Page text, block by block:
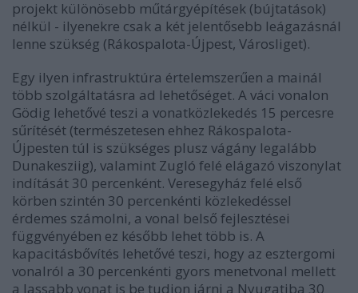
projekt különösebb műtárgyépítések (bújtatások)
nélkül - ilyenekre csak a két jelentősebb leágazásnál
lenne szükség (Rákospalota-Újpest, Városliget).
Egy ilyen infrastruktúra értelemszerűen a mainál
több szolgáltatásra ad lehetőséget. A váci vonalon
Gödig lehetővé teszi a vonatközlekedés 15 percesre
sűrítését (természetesen ehhez Rákospalota-
Újpesten túl is szükséges plusz vágány legalább
Dunakesziig), valamint Zugló felé elágazó viszonylat
indítását 30 percenként. Veresegyház felé első
körben szintén 30 percenkénti közlekedéssel
érdemes számolni, a vonal belső fejlesztései
függvényében ez később lehet több is. A
kapacitásbővítés lehetővé teszi, hogy az esztergomi
vonalról a 30 percenkénti gyors menetvonal mellett
a lassabb vonat is be tudjon járni a Nyugatiba 30